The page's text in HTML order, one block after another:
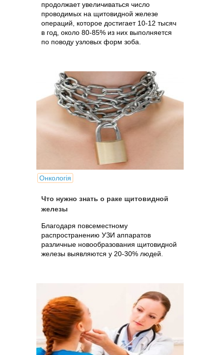
продолжает увеличиваться число
проводимых на щитовидной железе
операций, которое достигает 10-12 тысяч
в год, около 80-85% из них выполняется
по поводу узловых форм зоба.
Онкологія
Что нужно знать о раке щитовидной
железы
Благодаря повсеместному
распространению УЗИ аппаратов
различные новообразования щитовидной
железы выявляются у 20-30% людей.